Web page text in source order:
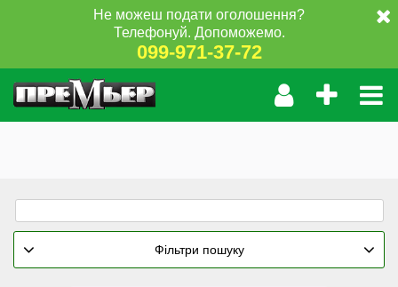
Не можеш подати оголошення?
Телефонуй. Допоможемо.
099-971-37-72
Фільтри пошуку